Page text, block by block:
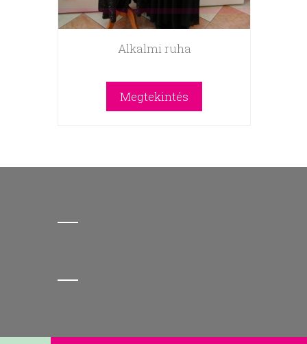
Alkalmi ruha
Megtekintés